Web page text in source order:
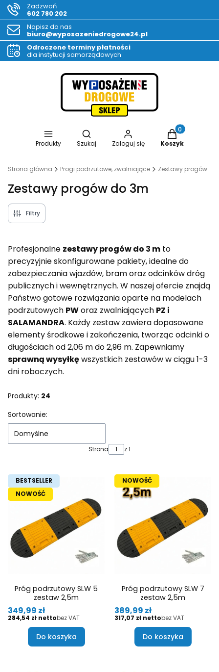
Zadzwoń
602 780 202
Napisz do nas
biuro@wyposazeniedrogowe24.pl
Odroczone terminy płatności
dla instytucji samorządowych
Produkty
Otwórz wyszukiwarkę
Szukaj Zaloguj się
Produkty w
Koszyk
Strona główna Progi podrzutowe, zwalniające Zestawy progów
Zestawy progów do 3m
Filtry
Profesjonalne zestawy progów do 3 m to
precyzyjnie skonfigurowane pakiety, idealne do
zabezpieczania wjazdów, bram oraz odcinków dróg
publicznych i wewnętrznych. W naszej ofercie znajdą
Państwo gotowe rozwiązania oparte na modelach
podrzutowych PWoraz zwalniających PZ i
SALAMANDRA. Każdy zestaw zawiera dopasowane
elementy środkowe i zakończenia, tworząc odcinki o
długościach od 2,06 m do 2,96 m. Zapewniamy
sprawną wysyłkęwszystkich zestawów w ciągu 1-3
dni roboczych.
Produkty: 24
Lista produktów
Sortowanie:
Domyślne
Strona z 1
BESTSELLER
NOWOŚĆ
Próg podrzutowy SLW 5
zestaw 2,5m
Cena
349,99 zł
Cena
284,54 zł bez VAT
Do koszyka
NOWOŚĆ
Próg podrzutowy SLW 7
zestaw 2,5m
Cena
389,99 zł
Cena
317,07 zł bez VAT
Do koszyka